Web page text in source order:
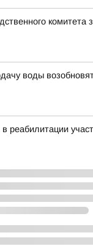
комитета
воды
реабилитации